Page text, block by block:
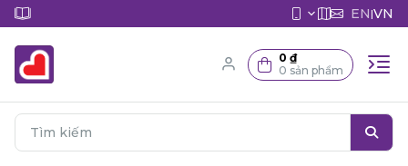
EN|VN
0 ₫
0 sản phẩm